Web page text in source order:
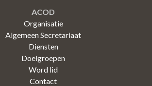
ACOD
Organisatie
Algemeen Secretariaat
Diensten
Doelgroepen
Word lid
Contact